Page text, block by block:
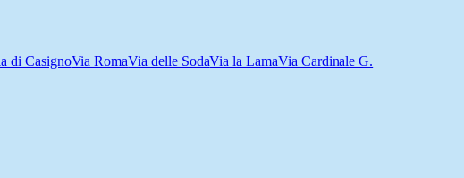
di CasignoVia RomaVia delle SodaVia la LamaVia Cardinale G.